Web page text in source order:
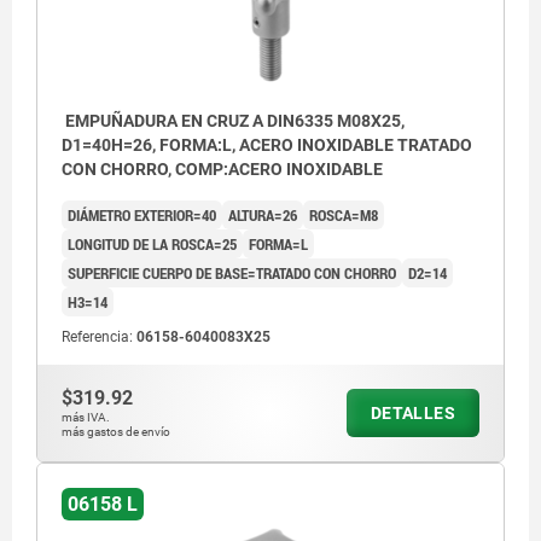
EMPUÑADURA EN CRUZ A DIN6335 M08X25,
D1=40H=26, FORMA:L, ACERO INOXIDABLE TRATADO
CON CHORRO, COMP:ACERO INOXIDABLE
DIÁMETRO EXTERIOR=40 ALTURA=26 ROSCA=M8
LONGITUD DE LA ROSCA=25 FORMA=L
SUPERFICIE CUERPO DE BASE=TRATADO CON CHORRO D2=14
H3=14
Referencia: 06158-6040083X25
$319.92
más IVA.
más gastos de envío
DETALLES
06158 L